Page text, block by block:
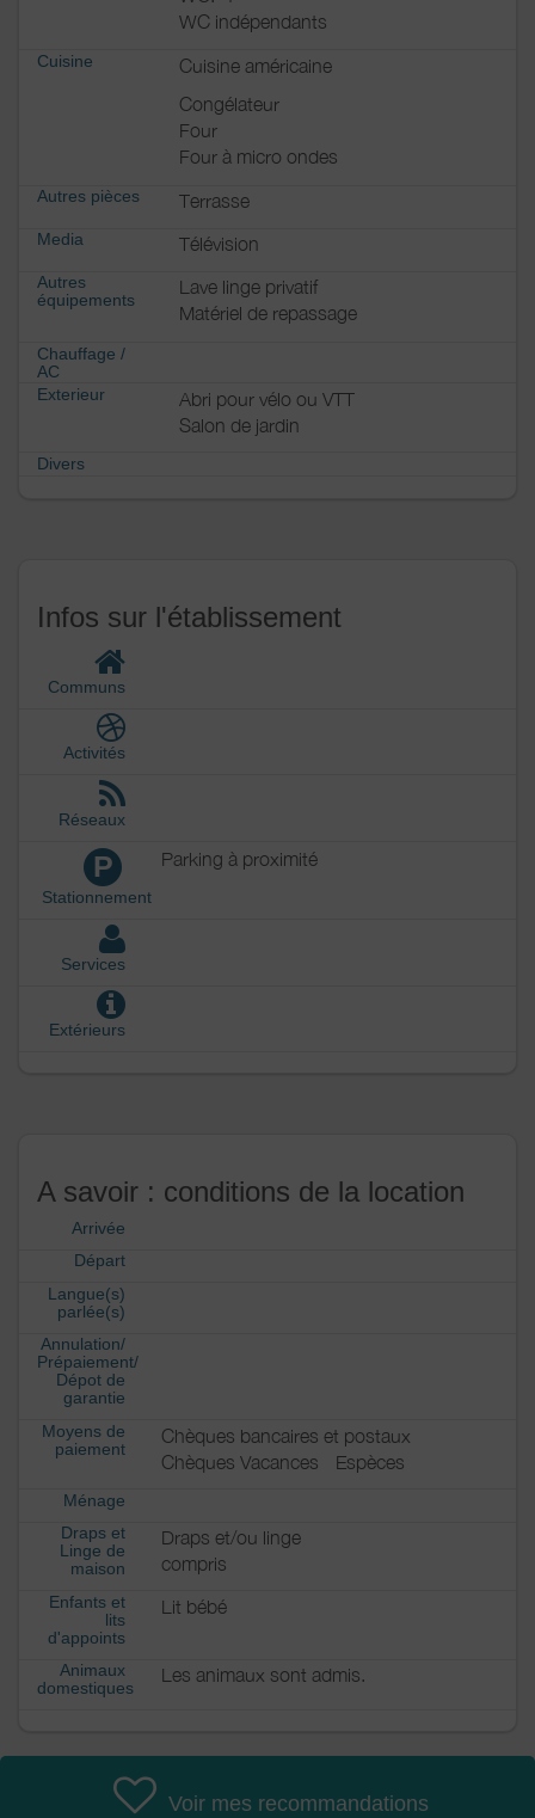
WC indépendants
Cuisine
Cuisine américaine
Congélateur
Four
Four à micro ondes
Autres pièces Terrasse
Media Télévision
Autres
équipements
Lave linge privatif
Matériel de repassage
Chauffage /
AC
Exterieur
Abri pour vélo ou VTT
Salon de jardin
Divers
Infos sur l'établissement
Communs
Activités
Réseaux
P
Stationnement
Parking à proximité
Services
Extérieurs
A savoir : conditions de la location
Arrivée
Départ
Langue(s)
parlée(s)
Annulation/
Prépaiement/
Dépot de
garantie
Moyens de
paiement
Chèques bancaires et postaux
Chèques Vacances
Espèces
Ménage
Draps et
Linge de
maison
Draps et/ou linge
compris
Enfants et
lits
d'appoints
Lit bébé
Animaux
domestiques
Les animaux sont admis.
Voir mes recommandations